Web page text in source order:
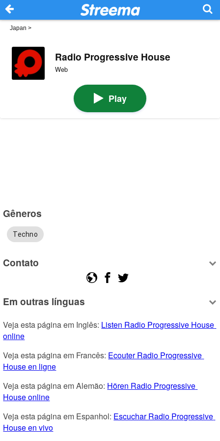
Japan >
Radio Progressive House
Web
Play
Gêneros
Techno
Contato
Em outras línguas
Veja esta página em Inglês: Listen Radio Progressive House
online
Veja esta página em Francês: Ecouter Radio Progressive
House en ligne
Veja esta página em Alemão: Hören Radio Progressive
House online
Veja esta página em Espanhol: Escuchar Radio Progressive
House en vivo